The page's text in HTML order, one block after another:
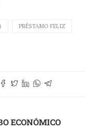
PRÉSTAMO FELIZ
ECONÓMICO